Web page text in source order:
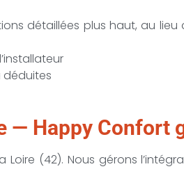
détaillées plus haut, au lieu
déduites
— Happy Confort
(42). Nous gérons